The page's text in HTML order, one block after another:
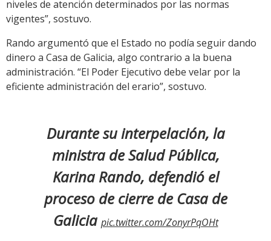
niveles de atención determinados por las normas
vigentes”, sostuvo.
Rando argumentó que el Estado no podía seguir dando
dinero a Casa de Galicia, algo contrario a la buena
administración. “El Poder Ejecutivo debe velar por la
eficiente administración del erario”, sostuvo.
Durante su interpelación, la
ministra de Salud Pública,
Karina Rando, defendió el
proceso de cierre de Casa de
Galicia pic.twitter.com/ZonyrPqOHt